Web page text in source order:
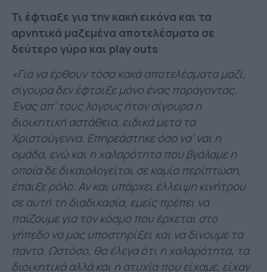
Τι έφτιαξε για την κακή εικόνα και τα
αρνητικά μαζεμένα αποτελέσματα σε
δεύτερο γύρο και play outs
«Για να έρθουν τόσα κακά αποτελέσματα μαζί,
σίγουρα δεν έφταιξε μόνο ένας παράγοντας.
Ένας απ’ τους λόγους ήταν σίγουρα η
διοικητική αστάθεια, ειδικά μετά τα
Χριστούγεννα. Επηρεάστηκε όσο να’ ναι η
ομάδα, ενώ και η χαλαρότητα που βγάλαμε η
οποία δε δικαιολογείται σε καμία περίπτωση,
έπαιξε ρόλο. Αν και υπάρχει έλλειψη κινήτρου
σε αυτή τη διαδικασία, εμείς πρέπει να
παίζουμε για τον κόσμο που έρχεται στο
γήπεδο να μας υποστηρίξει και να δίνουμε τα
πάντα. Ωστόσο, θα έλεγα ότι η χαλαρότητα, τα
διοικητικά αλλά και η ατυχία που είχαμε, είχαν